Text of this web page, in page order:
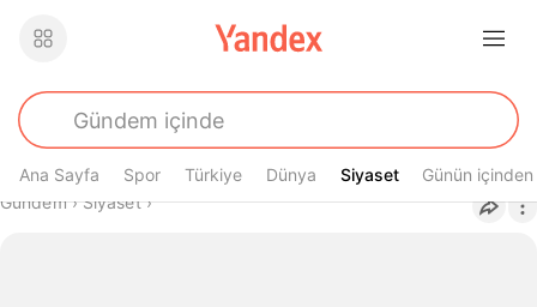
Ana Sayfa Spor Türkiye Dünya Siyaset
Siyaset Günün içinden
Buradasın
Gündem› Siyaset›